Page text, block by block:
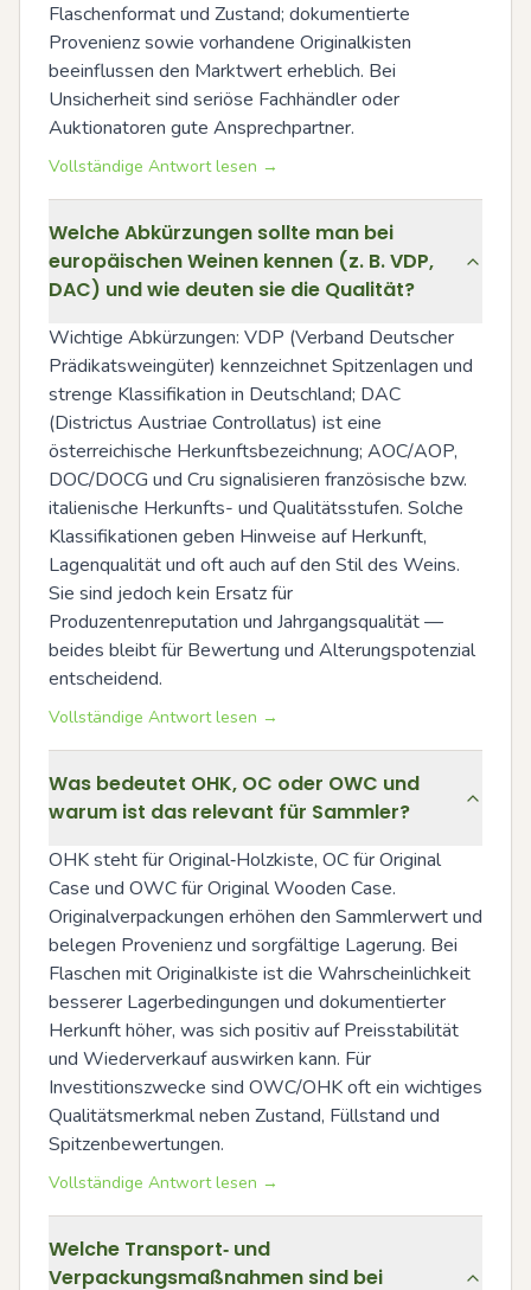
Flaschenformat und Zustand; dokumentierte
Provenienz sowie vorhandene Originalkisten
beeinflussen den Marktwert erheblich. Bei
Unsicherheit sind seriöse Fachhändler oder
Auktionatoren gute Ansprechpartner.
Vollständige Antwort lesen →
Welche Abkürzungen sollte man bei
europäischen Weinen kennen (z. B. VDP,
DAC) und wie deuten sie die Qualität?
Wichtige Abkürzungen: VDP (Verband Deutscher
Prädikatsweingüter) kennzeichnet Spitzenlagen und
strenge Klassifikation in Deutschland; DAC
(Districtus Austriae Controllatus) ist eine
österreichische Herkunftsbezeichnung; AOC/AOP,
DOC/DOCG und Cru signalisieren französische bzw.
italienische Herkunfts- und Qualitätsstufen. Solche
Klassifikationen geben Hinweise auf Herkunft,
Lagenqualität und oft auch auf den Stil des Weins.
Sie sind jedoch kein Ersatz für
Produzentenreputation und Jahrgangsqualität —
beides bleibt für Bewertung und Alterungspotenzial
entscheidend.
Vollständige Antwort lesen →
Was bedeutet OHK, OC oder OWC und
warum ist das relevant für Sammler?
OHK steht für Original‑Holzkiste, OC für Original
Case und OWC für Original Wooden Case.
Originalverpackungen erhöhen den Sammlerwert und
belegen Provenienz und sorgfältige Lagerung. Bei
Flaschen mit Originalkiste ist die Wahrscheinlichkeit
besserer Lagerbedingungen und dokumentierter
Herkunft höher, was sich positiv auf Preisstabilität
und Wiederverkauf auswirken kann. Für
Investitionszwecke sind OWC/OHK oft ein wichtiges
Qualitätsmerkmal neben Zustand, Füllstand und
Spitzenbewertungen.
Vollständige Antwort lesen →
Welche Transport‑ und
Verpackungsmaßnahmen sind bei